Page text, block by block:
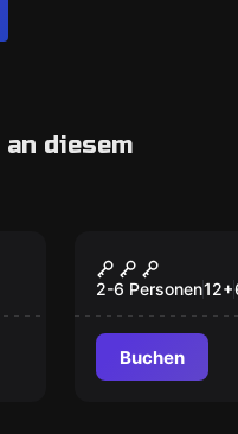
an diesem
Jungle
2-6 Personen12+
Buchen